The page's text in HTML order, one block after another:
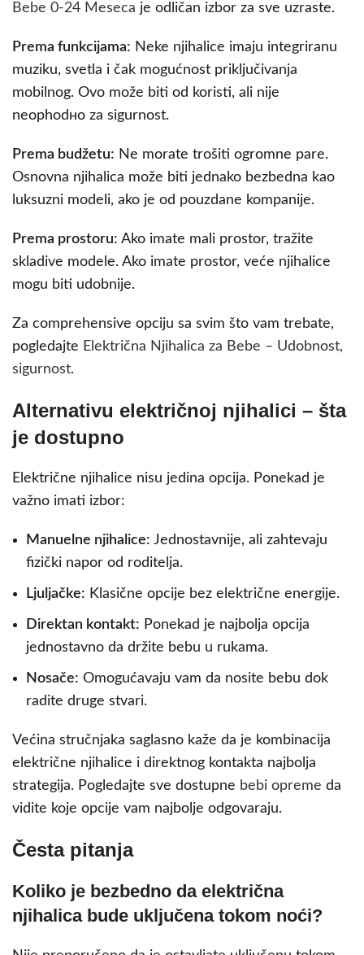
Bebe 0-24 Meseca je odličan izbor za sve uzraste.
Prema funkcijama: Neke njihalice imaju integriranu
muziku, svetla i čak mogućnost priključivanja
mobilnog. Ovo može biti od koristi, ali nije
neophodно za sigurnost.
Prema budžetu: Ne morate trošiti ogromne pare.
Osnovna njihalica može biti jednako bezbedna kao
luksuzni modeli, ako je od pouzdane kompanije.
Prema prostoru: Ako imate mali prostor, tražite
skladive modele. Ako imate prostor, veće njihalice
mogu biti udobnije.
Za comprehensive opciju sa svim što vam trebate,
pogledajte Električna Njihalica za Bebe – Udobnost,
sigurnost.
Alternativu električnoj njihalici – šta
je dostupno
Električne njihalice nisu jedina opcija. Ponekad je
važno imati izbor:
Manuelne njihalice: Jednostavnije, ali zahtevaju
fizički napor od roditelja.
Ljuljačke: Klasične opcije bez električne energije.
Direktan kontakt: Ponekad je najbolja opcija
jednostavno da držite bebu u rukama.
Nosače: Omogućavaju vam da nosite bebu dok
radite druge stvari.
Većina stručnjaka saglasno kaže da je kombinacija
električne njihalice i direktnog kontakta najbolja
strategija. Pogledajte sve dostupne bebi opreme da
vidite koje opcije vam najbolje odgovaraju.
Česta pitanja
Koliko je bezbedno da električna
njihalica bude uključena tokom noći?